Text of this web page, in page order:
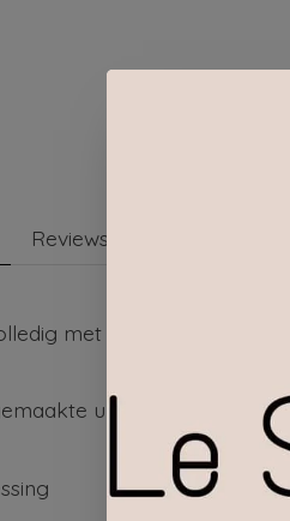
Reviews (0)
met de hand
unieke product te